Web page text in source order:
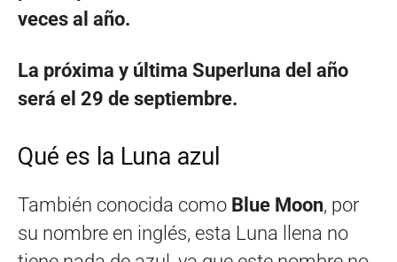
veces al año.
La próxima y última Superluna del año
será el 29 de septiembre.
Qué es la Luna azul
También conocida como Blue Moon, por
su nombre en inglés, esta Luna llena no